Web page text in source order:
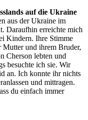
auf die Ukraine
aus der Ukraine im
Daraufhin erreichte mich
Kindern. Ihre Stimme
und ihrem Bruder,
Cherson lebten und
besuchte ich sie. Wir
an. Ich konnte ihr nichts
und mittragen.
du einfach immer